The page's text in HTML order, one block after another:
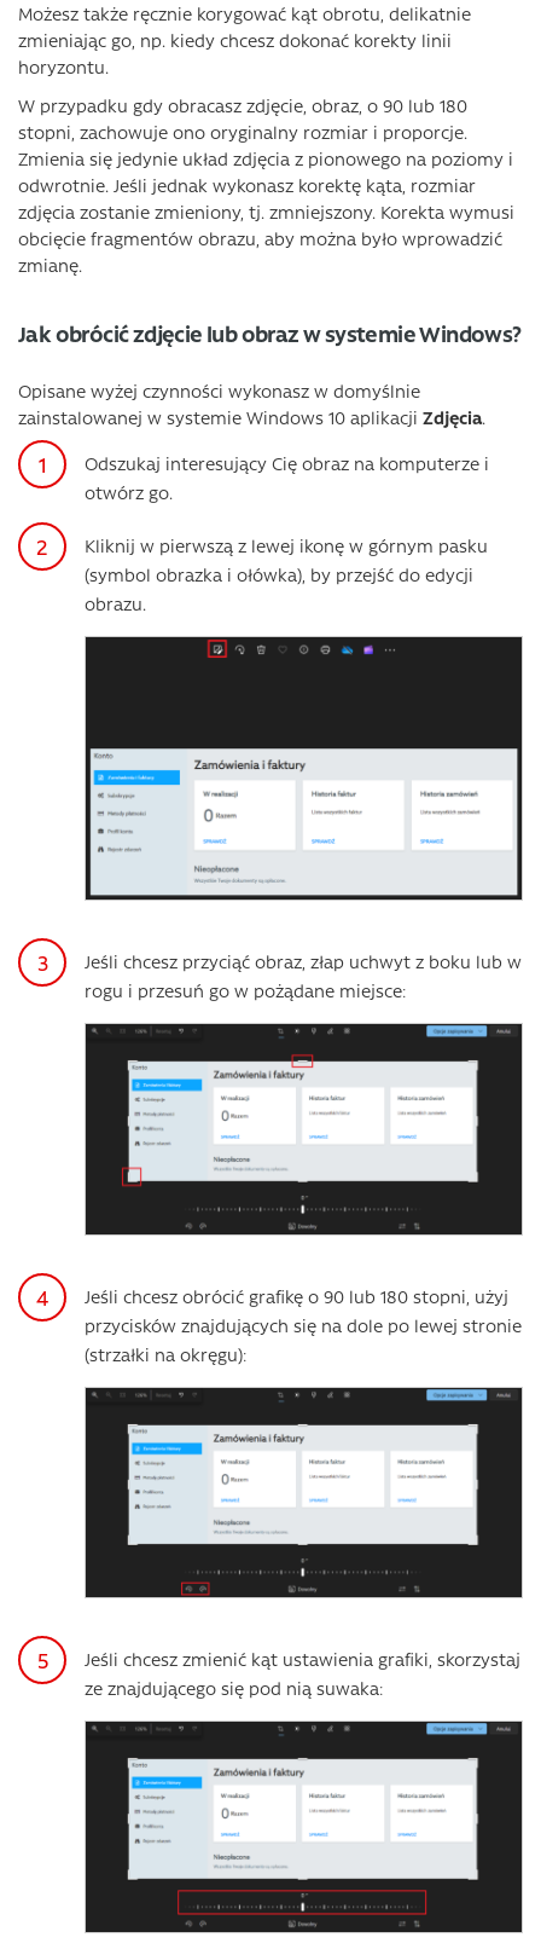
Możesz także ręcznie korygować kąt obrotu, delikatnie
zmieniając go, np. kiedy chcesz dokonać korekty linii
horyzontu.
W przypadku gdy obracasz zdjęcie, obraz, o 90 lub 180
stopni, zachowuje ono oryginalny rozmiar i proporcje.
Zmienia się jedynie układ zdjęcia z pionowego na poziomy i
odwrotnie. Jeśli jednak wykonasz korektę kąta, rozmiar
zdjęcia zostanie zmieniony, tj. zmniejszony. Korekta wymusi
obcięcie fragmentów obrazu, aby można było wprowadzić
zmianę.
Jak obrócić zdjęcie lub obraz w systemie Windows?
Opisane wyżej czynności wykonasz w domyślnie
zainstalowanej w systemie Windows 10 aplikacji Zdjęcia.
Odszukaj interesujący Cię obraz na komputerze i
otwórz go.
Kliknij w pierwszą z lewej ikonę w górnym pasku
(symbol obrazka i ołówka), by przejść do edycji
obrazu.
Jeśli chcesz przyciąć obraz, złap uchwyt z boku lub w
rogu i przesuń go w pożądane miejsce:
Jeśli chcesz obrócić grafikę o 90 lub 180 stopni, użyj
przycisków znajdujących się na dole po lewej stronie
(strzałki na okręgu):
Jeśli chcesz zmienić kąt ustawienia grafiki, skorzystaj
ze znajdującego się pod nią suwaka: